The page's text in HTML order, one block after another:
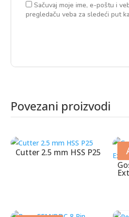
Sačuvaj moje ime, e-poštu i
pregledaču veba za sledeći put
Povezani proizvodi
Povezani proizvodi
Cutter 2.5 mm HSS P25